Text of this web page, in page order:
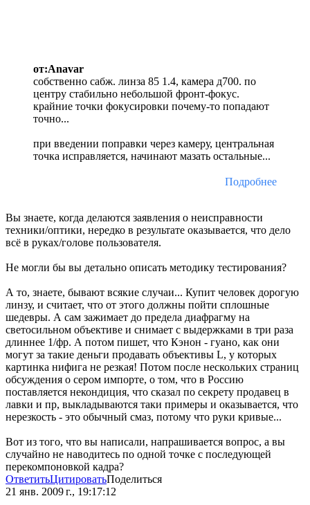
от:Anavar
собственно сабж. линза 85 1.4, камера д700. по
центру стабильно небольшой фронт-фокус.
крайние точки фокусировки почему-то попадают
точно...
при введении поправки через камеру, центральная
точка исправляется, начинают мазать остальные...
Подробнее
Вы знаете, когда делаются заявления о неисправности
техники/оптики, нередко в результате оказывается, что дело
всё в руках/голове пользователя.
Не могли бы вы детально описать методику тестирования?
А то, знаете, бывают всякие случаи... Купит человек дорогую
линзу, и считает, что от этого должны пойти сплошные
шедевры. А сам зажимает до предела диафрагму на
светосильном объективе и снимает с выдержками в три раза
длиннее 1/фр. А потом пишет, что Кэнон - гуано, как они
могут за такие деньги продавать объективы L, у которых
картинка нифига не резкая! Потом после нескольких страниц
обсуждения о сером импорте, о том, что в Россию
поставляется некондиция, что сказал по секрету продавец в
лавки и пр, выкладываются таки примеры и оказывается, что
нерезкость - это обычный смаз, потому что руки кривые...
Вот из того, что вы написали, напрашивается вопрос, а вы
случайно не наводитесь по одной точке с последующей
перекомпоновкой кадра?
ОтветитьЦитироватьПоделиться
21 янв. 2009 г., 19:17:12